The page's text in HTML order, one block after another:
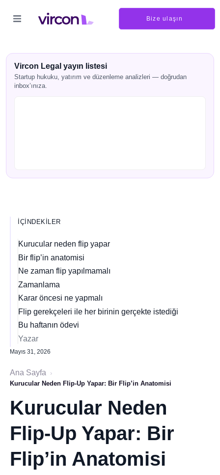
Bize ulaşın
Vircon Legal yayın listesi
Startup hukuku, yatırım ve düzenleme analizleri — doğrudan
inbox’ınıza.
İÇINDEKILER
Kurucular neden flip yapar
Bir flip’in anatomisi
Ne zaman flip yapılmamalı
Zamanlama
Karar öncesi ne yapmalı
Flip gerekçeleri ile her birinin gerçekte istediği
Bu haftanın ödevi
Yazar
Mayıs 31, 2026
Ana Sayfa
›
Kurucular Neden Flip-Up Yapar: Bir Flip’in Anatomisi
Kurucular Neden
Flip-Up Yapar: Bir
Flip’in Anatomisi